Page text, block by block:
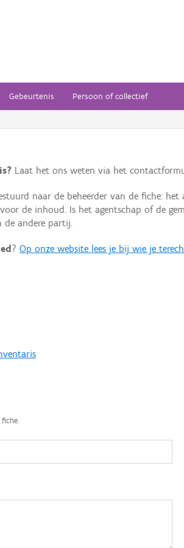
Gebeurtenis Persoon of collectief
Laat het ons weten via het
naar de beheerder van de fiche: het
de inhoud. Is het agentschap of de
de andere partij.
? Op onze website lees je bij wie je